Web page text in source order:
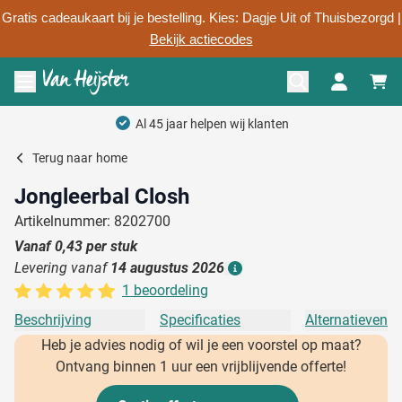
Gratis cadeaukaart bij je bestelling. Kies: Dagje Uit of Thuisbezorgd |
Bekijk actiecodes
Ga naar de inhoud
Menu openen
Terug naar home
Jongleerbal Closh
Artikelnummer: 8202700
Vanaf0,43 per stuk
Levering vanaf 14 augustus 2026
1 beoordeling
Beschrijving
Specificaties
Alternatieven
Heb je advies nodig of wil je een voorstel op maat?
Ontvang binnen 1 uur een vrijblijvende offerte!